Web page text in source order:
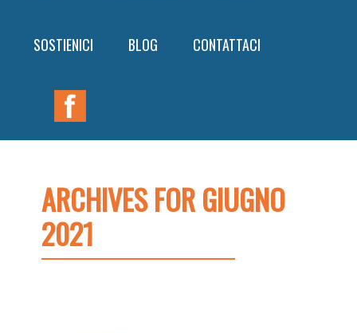
SOSTIENICI BLOG CONTATTACI
Nav
Widget
ARCHIVES FOR GIUGNO
2021